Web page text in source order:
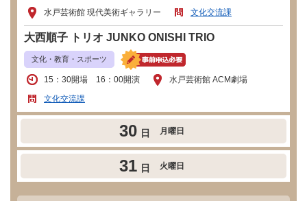
水戸芸術館 現代美術ギャラリー
文化交流課
大西順子 トリオ JUNKO ONISHI TRIO
文化・教育・スポーツ
15：30開場 16：00開演
水戸芸術館 ACM劇場
文化交流課
30 日 月曜日
31 日 火曜日